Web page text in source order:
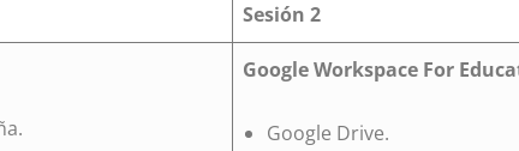
Sesión 2
Google Workspace For
Google Drive.